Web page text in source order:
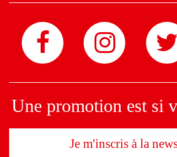
Une promotion est si
Je m'inscris à la